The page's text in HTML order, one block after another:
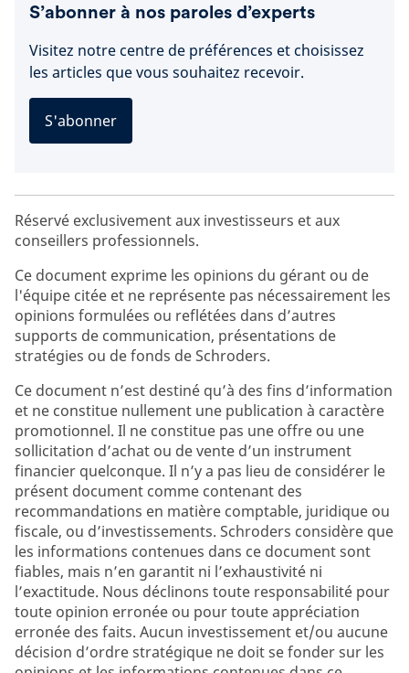
S’abonner à nos paroles d’experts
Visitez notre centre de préférences et choisissez
les articles que vous souhaitez recevoir.
S'abonner
Réservé exclusivement aux investisseurs et aux
conseillers professionnels.
Ce document exprime les opinions du gérant ou de
l'équipe citée et ne représente pas nécessairement les
opinions formulées ou reflétées dans d’autres
supports de communication, présentations de
stratégies ou de fonds de Schroders.
Ce document n’est destiné qu’à des fins d’information
et ne constitue nullement une publication à caractère
promotionnel. Il ne constitue pas une offre ou une
sollicitation d’achat ou de vente d’un instrument
financier quelconque. Il n’y a pas lieu de considérer le
présent document comme contenant des
recommandations en matière comptable, juridique ou
fiscale, ou d’investissements. Schroders considère que
les informations contenues dans ce document sont
fiables, mais n’en garantit ni l’exhaustivité ni
l’exactitude. Nous déclinons toute responsabilité pour
toute opinion erronée ou pour toute appréciation
erronée des faits. Aucun investissement et/ou aucune
décision d’ordre stratégique ne doit se fonder sur les